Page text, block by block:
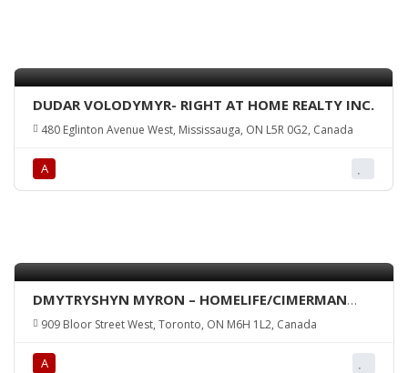
DUDAR VOLODYMYR- RIGHT AT HOME REALTY INC.
480 Eglinton Avenue West, Mississauga, ON L5R 0G2, Canada
А
DMYTRYSHYN MYRON – HOMELIFE/CIMERMAN
REAL ESTATE LTD.
909 Bloor Street West, Toronto, ON M6H 1L2, Canada
А